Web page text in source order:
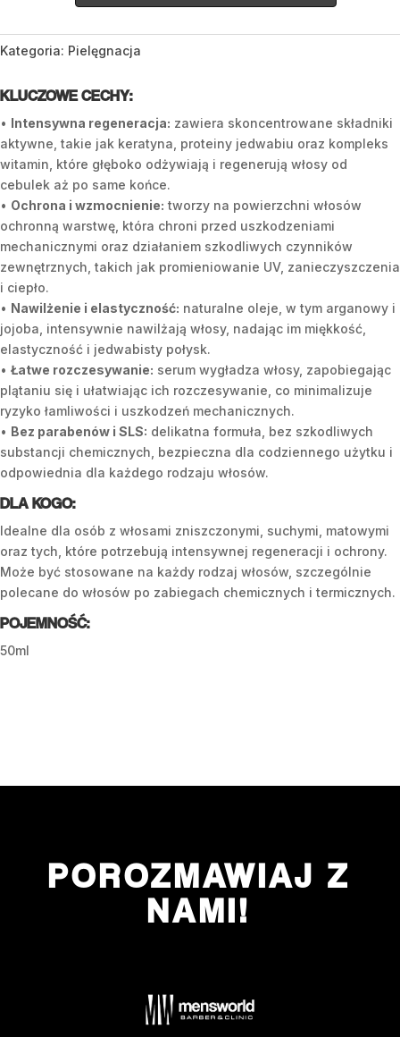
serum
Kategoria: Pielęgnacja
KLUCZOWE CECHY:
• Intensywna regeneracja: zawiera skoncentrowane składniki
aktywne, takie jak keratyna, proteiny jedwabiu oraz kompleks
witamin, które głęboko odżywiają i regenerują włosy od
cebulek aż po same końce.
• Ochrona i wzmocnienie: tworzy na powierzchni włosów
ochronną warstwę, która chroni przed uszkodzeniami
mechanicznymi oraz działaniem szkodliwych czynników
zewnętrznych, takich jak promieniowanie UV, zanieczyszczenia
i ciepło.
• Nawilżenie i elastyczność: naturalne oleje, w tym arganowy i
jojoba, intensywnie nawilżają włosy, nadając im miękkość,
elastyczność i jedwabisty połysk.
• Łatwe rozczesywanie: serum wygładza włosy, zapobiegając
plątaniu się i ułatwiając ich rozczesywanie, co minimalizuje
ryzyko łamliwości i uszkodzeń mechanicznych.
• Bez parabenów i SLS: delikatna formuła, bez szkodliwych
substancji chemicznych, bezpieczna dla codziennego użytku i
odpowiednia dla każdego rodzaju włosów.
DLA KOGO:
Idealne dla osób z włosami zniszczonymi, suchymi, matowymi
oraz tych, które potrzebują intensywnej regeneracji i ochrony.
Może być stosowane na każdy rodzaj włosów, szczególnie
polecane do włosów po zabiegach chemicznych i termicznych.
POJEMNOŚĆ:
50ml
POROZMAWIAJ Z
NAMI!